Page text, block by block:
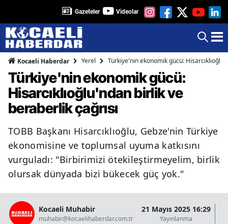
Gazeteler Videolar
Kocaeli Haberdar Yerel Türkiye'nin ekonomik gücü:
Türkiye'nin ekonomik gücü:
Hisarcıklıoğlu'ndan birlik ve
beraberlik çağrısı
TOBB Başkanı Hisarcıklıoğlu, Gebze'nin Türkiye
ekonomisine ve toplumsal uyuma katkısını
vurguladı: "Birbirimizi ötekileştirmeyelim, birlik
olursak dünyada bizi bükecek güç yok."
Kocaeli Muhabir
muhabir@kocaelihaberdar.com.tr
21 Mayıs 2025 16:29
Yayınlanma